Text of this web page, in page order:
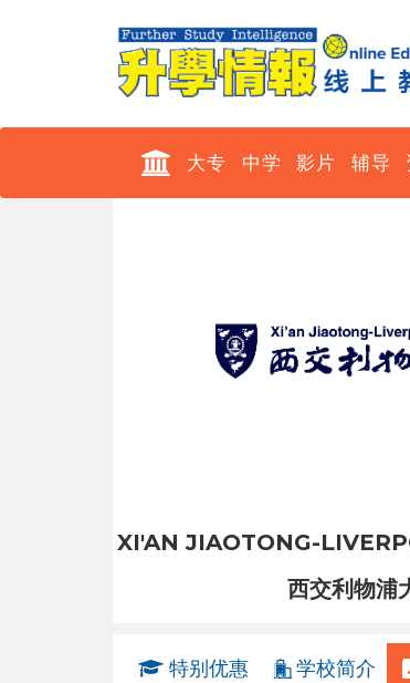
大专 中学 影片 辅导
XI'AN JIAOTONG-
西交利物浦
特别优惠 学校简介